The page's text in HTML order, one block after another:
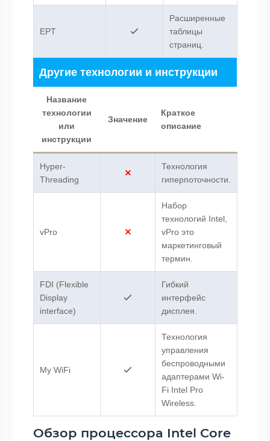
EPT
Расширенные
таблицы
страниц.
Другие технологии и инструкции
Название
технологии
или
инструкции
Значение
Краткое
описание
Hyper-
Threading
Технология
гиперпоточности.
vPro
Набор
технологий Intel,
vPro это
маркетинговый
термин.
FDI (Flexible
Display
interface)
Гибкий
интерфейс
дисплея.
My WiFi
Технология
управления
беспроводными
адаптерами Wi-
Fi Intel Pro
Wireless.
Обзор процессора Intel Core